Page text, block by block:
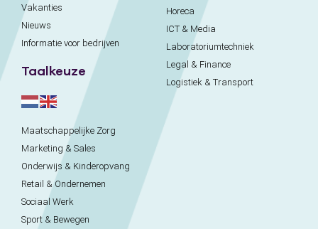
Vakanties
Nieuws
Informatie voor bedrijven
Taalkeuze
Horeca
ICT & Media
Laboratoriumtechniek
Legal & Finance
Logistiek & Transport
Maatschappelijke Zorg
Marketing & Sales
Onderwijs & Kinderopvang
Retail & Ondernemen
Sociaal Werk
Sport & Bewegen